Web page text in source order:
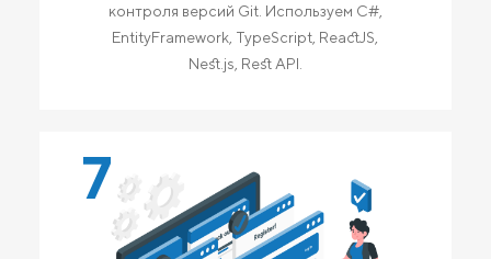
контроля версий Git. Используем C#,
EntityFramework, TypeScript, ReactJS,
Nest.js, Rest API.
7